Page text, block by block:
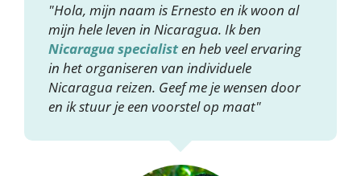
"Hola, mijn naam is Ernesto en ik woon al
mijn hele leven in Nicaragua. Ik ben
Nicaragua specialisten heb veel ervaring
in het organiseren van individuele
Nicaragua reizen. Geef me je wensen door
en ik stuur je een voorstel op maat"